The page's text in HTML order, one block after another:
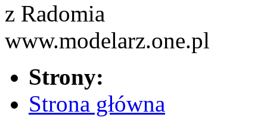
z Radomia
www.modelarz.one.pl
Strony:
Strona główna